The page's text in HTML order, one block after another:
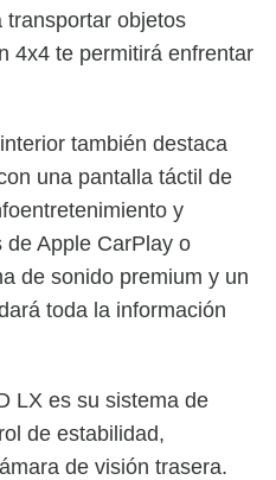
transportar objetos
4x4 te permitirá enfrentar
también destaca
una pantalla táctil de
y
Apple CarPlay o
de sonido premium y un
toda la información
LX es su sistema de
de estabilidad,
de visión trasera.